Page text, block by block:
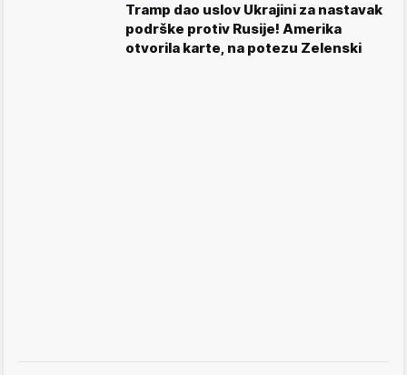
Tramp dao uslov Ukrajini za nastavak
podrške protiv Rusije! Amerika
otvorila karte, na potezu Zelenski